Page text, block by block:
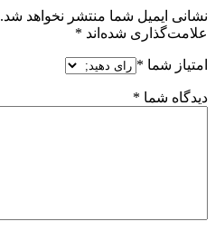
نشانی ایمیل شما منتشر نخواهد شد.
علامت‌گذاری شده‌اند *
امتیاز شما *
دیدگاه شما *